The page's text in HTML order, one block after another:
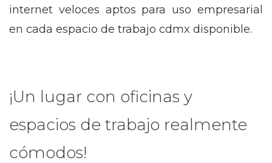
internet veloces aptos para uso empresarial
en cada espacio de trabajo cdmx disponible.
¡Un lugar con oficinas y
espacios de trabajo realmente
cómodos!